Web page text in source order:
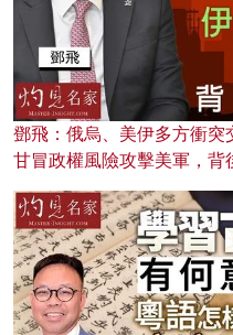
鄧飛：俄烏、美伊多方衝突
甘冒政權風險攻擊美軍，背